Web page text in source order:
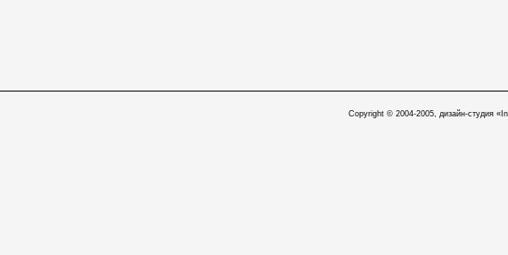
Copyright © 2004-2005, дизайн-студия